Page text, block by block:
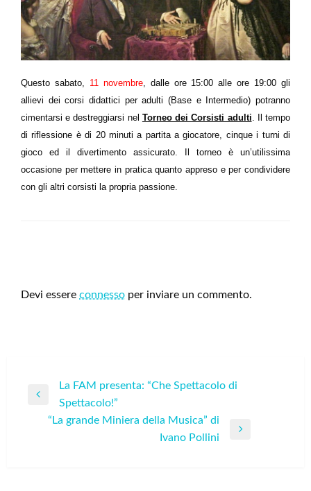
Questo sabato, 11 novembre, dalle ore 15:00 alle ore 19:00 gli
allievi dei corsi didattici per adulti (Base e Intermedio) potranno
cimentarsi e destreggiarsi nel Torneo dei Corsisti adulti. Il tempo
di riflessione è di 20 minuti a partita a giocatore, cinque i turni di
gioco ed il divertimento assicurato. Il torneo è un’utilissima
occasione per mettere in pratica quanto appreso e per condividere
con gli altri corsisti la propria passione.
Devi essere connesso per inviare un commento.
Navigazione
articoli
Previous
Post
La FAM presenta: “Che Spettacolo di
Spettacolo!”
“La grande Miniera della Musica” di
Ivano Pollini